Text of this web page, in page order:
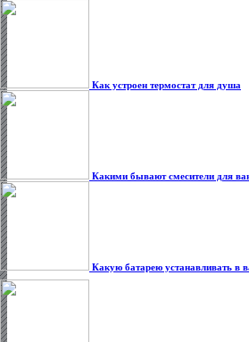
Как устроен термостат для душа
Какими бывают смесители для
Какую батарею устанавливать в